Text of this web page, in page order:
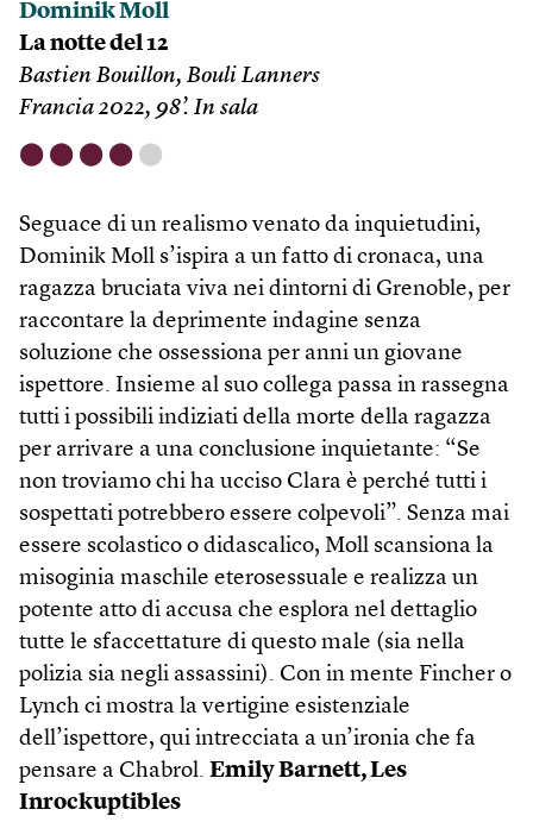
Dominik Moll
La notte del 12
Bastien Bouillon, Bouli Lanners
Francia 2022, 98’. In sala
⬤ ⬤ ⬤ ⬤ ⬤
Seguace di un realismo venato da inquietudini,
Dominik Moll s’ispira a un fatto di cronaca, una
ragazza bruciata viva nei dintorni di Grenoble, per
raccontare la deprimente indagine senza
soluzione che ossessiona per anni un giovane
ispettore. Insieme al suo collega passa in rassegna
tutti i possibili indiziati della morte della ragazza
per arrivare a una conclusione inquietante: “Se
non troviamo chi ha ucciso Clara è perché tutti i
sospettati potrebbero essere colpevoli”. Senza mai
essere scolastico o didascalico, Moll scansiona la
misoginia maschile eterosessuale e realizza un
potente atto di accusa che esplora nel dettaglio
tutte le sfaccettature di questo male (sia nella
polizia sia negli assassini). Con in mente Fincher o
Lynch ci mostra la vertigine esistenziale
dell’ispettore, qui intrecciata a un’ironia che fa
pensare a Chabrol. Emily Barnett, Les
Inrockuptibles